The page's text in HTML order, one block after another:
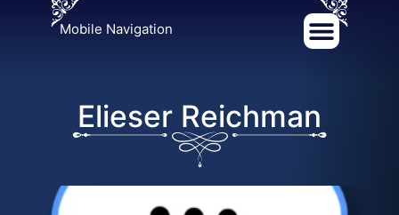
Mobile Navigation
Elieser Reichman